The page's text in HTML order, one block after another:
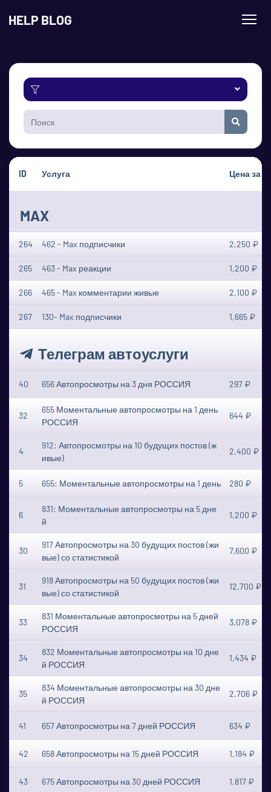
HELP BLOG
ID Услуга Цена за
MAX
264 462 - Max подписчики 2,250 ₽
265 463 - Max реакции 1,200 ₽
266 465 - Max комментарии живые 2,100 ₽
267 130- Max подписчики 1,665 ₽
Телеграм автоуслуги
40 656 Автопросмотры на 3 дня РОССИЯ 297 ₽
32
655 Моментальные автопросмотры на 1 день
РОССИЯ
644 ₽
4
912: Автопросмотры на 10 будущих постов (ж
ивые)
2,400 ₽
5 655: Моментальные автопросмотры на 1 день 280 ₽
6
831: Моментальные автопросмотры на 5 дне
й
1,200 ₽
30
917 Автопросмотры на 30 будущих постов (жи
вые) со статистикой
7,600 ₽
31
918 Автопросмотры на 50 будущих постов (жи
вые) со статистикой
12,700 ₽
33
831 Моментальные автопросмотры на 5 дней
РОССИЯ
3,078 ₽
34
832 Моментальные автопросмотры на 10 дне
й РОССИЯ
1,434 ₽
35
834 Моментальные автопросмотры на 30 дне
й РОССИЯ
2,706 ₽
41 657 Автопросмотры на 7 дней РОССИЯ 634 ₽
42 658 Автопросмотры на 15 дней РОССИЯ 1,184 ₽
43 675 Автопросмотры на 30 дней РОССИЯ 1,817 ₽